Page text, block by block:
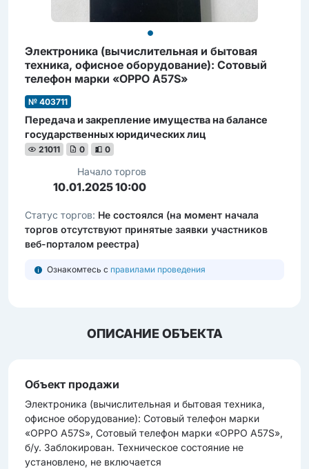
Электроника (вычиcлительная и бытовая
техника, офиcное оборудование): Сотовый
телефон марки «ОРРО А57S»
№ 403711
Передача и закрепление имущества на балансе
государственных юридических лиц
21011 0 0
Начало торгов
10.01.2025 10:00
Статус торгов: Не состоялся (на момент начала
торгов отсутствуют принятые заявки участников
веб-порталом реестра)
Ознакомтесь с правилами проведения
ОПИСАНИЕ ОБЪЕКТА
Объект продажи
Электроника (вычиcлительная и бытовая техника,
офиcное оборудование): Сотовый телефон марки
«ОРРО А57S», Сотовый телефон марки «ОРРО А57S»,
б/у. Заблокирован. Техническое состояние не
установлено, не включается